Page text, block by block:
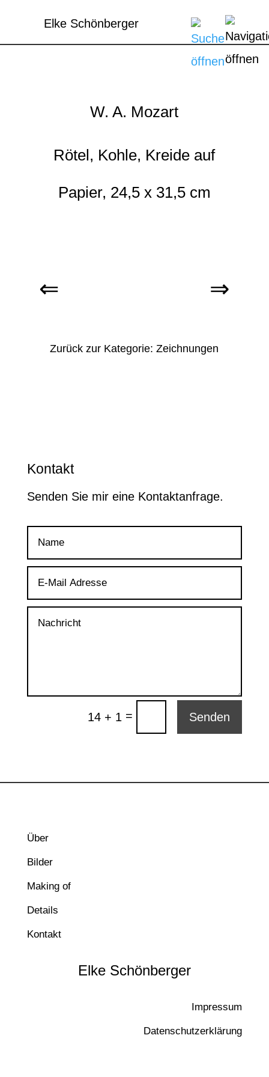
Elke Schönberger
W. A. Mozart
Rötel, Kohle, Kreide auf
Papier, 24,5 x 31,5 cm
Zurück zur Kategorie: Zeichnungen
Kontakt
Senden Sie mir eine Kontaktanfrage.
14 + 1 = Senden
Über
Bilder
Making of
Details
Kontakt
Elke Schönberger
Impressum
Datenschutzerklärung